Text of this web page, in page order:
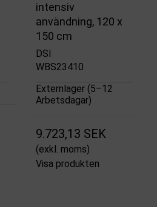
intensiv
användning, 120 x
150 cm
DSI
WBS23410
Externlager (5–12
Arbetsdagar)
9.723,13 SEK
(exkl. moms)
Visa produkten